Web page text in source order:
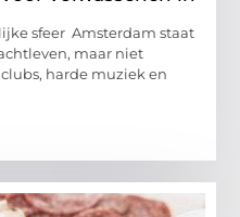
sfeer Amsterdam staat
maar niet
harde muziek en